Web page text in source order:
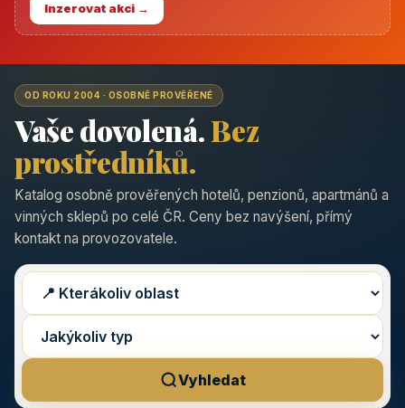
Inzerovat akci →
OD ROKU 2004 · OSOBNĚ PROVĚŘENÉ
Vaše dovolená.Bez
prostředníků.
Katalog osobně prověřených hotelů, penzionů, apartmánů a
vinných sklepů po celé ČR. Ceny bez navýšení, přímý
kontakt na provozovatele.
Vyhledat